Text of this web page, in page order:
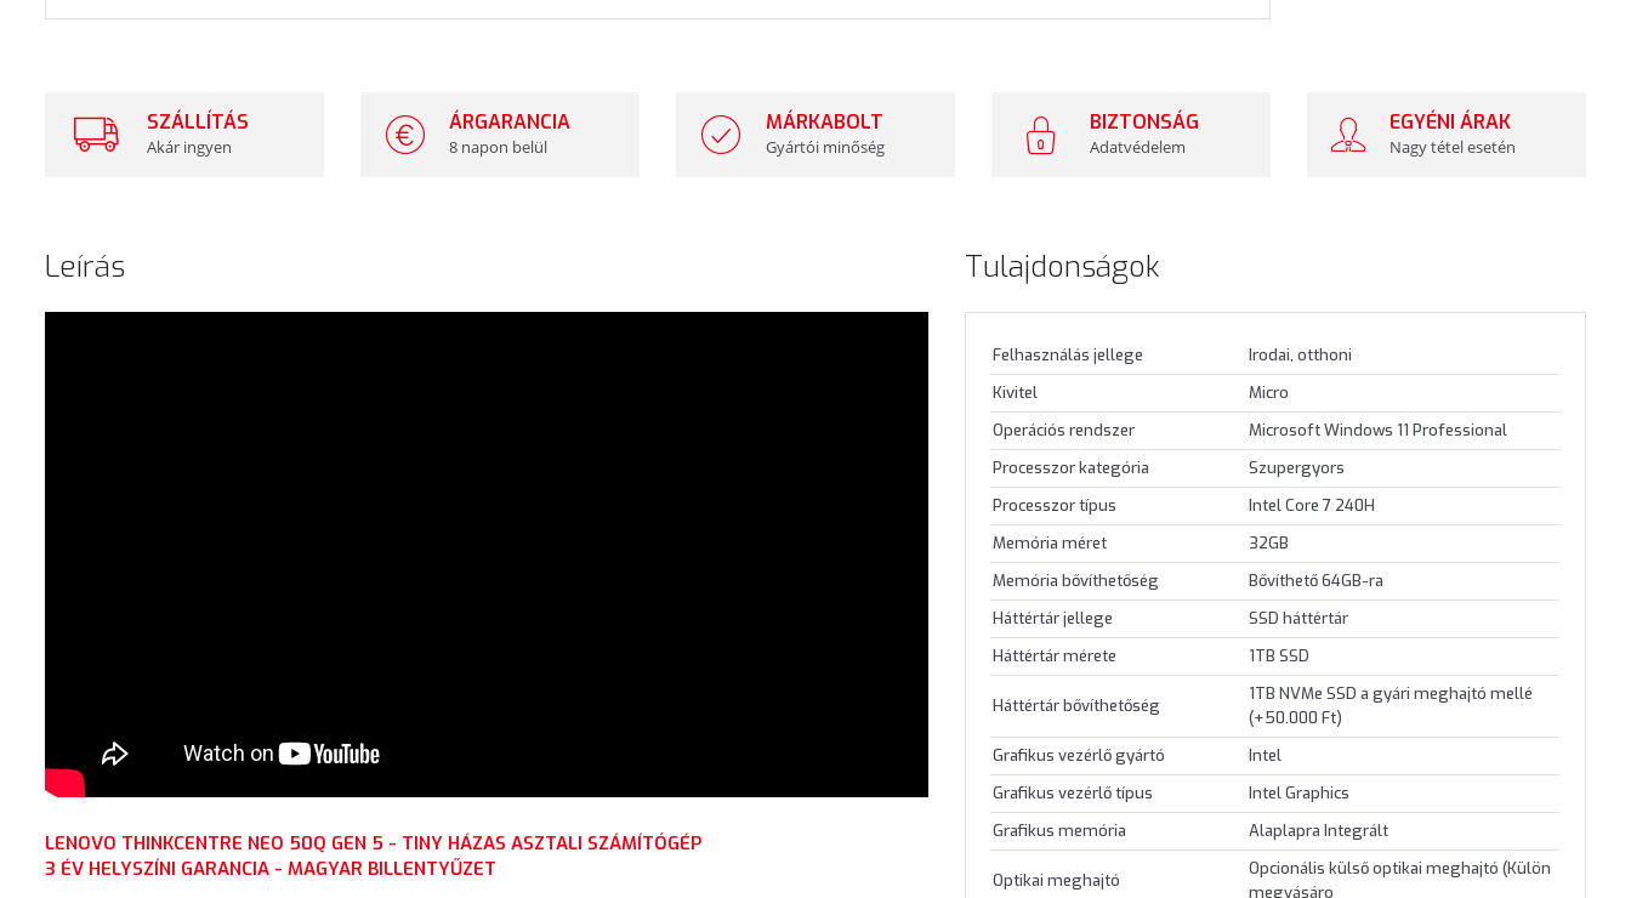
SZÁLLÍTÁS
Akár ingyen
ÁRGARANCIA
8 napon belül
MÁRKABOLT
Gyártói minőség
BIZTONSÁG
Adatvédelem
EGYÉNI ÁRAK
Nagy tétel esetén
Leírás
LENOVO THINKCENTRE NEO 50Q GEN 5 - TINY HÁZAS ASZTALI SZÁMÍTÓGÉP
3 ÉV HELYSZÍNI GARANCIA - MAGYAR BILLENTYŰZET
Tulajdonságok
Felhasználás jellege
Irodai, otthoni
Kivitel
Micro
Operációs rendszer
Microsoft Windows 11 Professional
Processzor kategória
Szupergyors
Processzor típus
Intel Core 7 240H
Memória méret
32GB
Memória bővíthetőség
Bővíthető 64GB-ra
Háttértár jellege
SSD háttértár
Háttértár mérete
1TB SSD
Háttértár bővíthetőség
1TB NVMe SSD a gyári meghajtó mellé
(+50.000 Ft)
Grafikus vezérlő gyártó
Intel
Grafikus vezérlő típus
Intel Graphics
Grafikus memória
Alaplapra Integrált
Optikai meghajtó
Opcionális külső optikai meghajtó (Külön
megvásáro